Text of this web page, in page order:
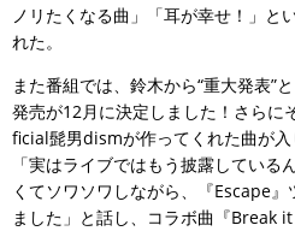
ノリたくなる曲」「耳が幸せ！」と
れた。
また番組では、鈴木から“重大発表”
発売が12月に決定しました！さらに
ficial髭男dismが作ってくれた曲が
「実はライブではもう披露している
くてソワソワしながら、『Escape
ました」と話し、コラボ曲『Break